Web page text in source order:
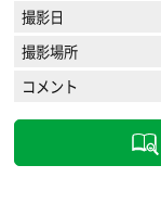
撮影日
撮影場所
コメント